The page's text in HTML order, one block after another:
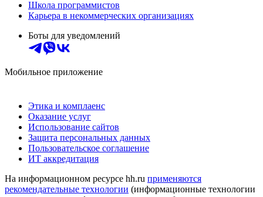
Школа программистов
Карьера в некоммерческих организациях
Боты для уведомлений
Мобильное приложение
Этика и комплаенс
Оказание услуг
Использование сайтов
Защита персональных данных
Пользовательское соглашение
ИТ аккредитация
На информационном ресурсе hh.ru применяются
рекомендательные технологии (информационные технологии